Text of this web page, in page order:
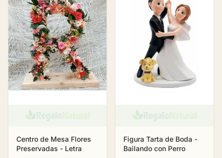
Centro de Mesa Flores
Preservadas - Letra
Figura Tarta de Boda -
Bailando con Perro